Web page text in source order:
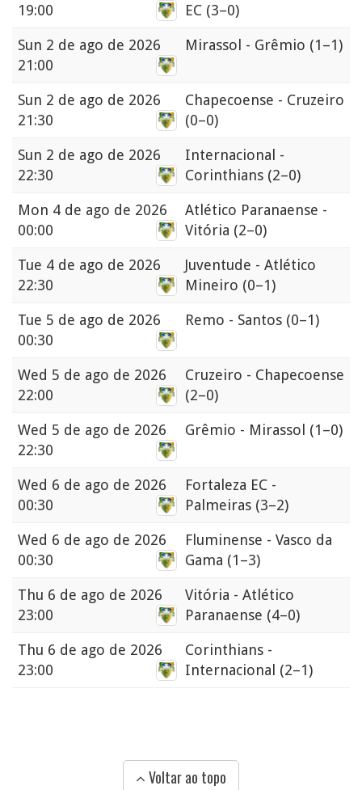
19:00
EC (3–0)
Sun 2 de ago de 2026
21:00
Mirassol - Grêmio (1–1)
Sun 2 de ago de 2026
21:30
Chapecoense - Cruzeiro
(0–0)
Sun 2 de ago de 2026
22:30
Internacional -
Corinthians (2–0)
Mon 4 de ago de 2026
00:00
Atlético Paranaense -
Vitória (2–0)
Tue 4 de ago de 2026
22:30
Juventude - Atlético
Mineiro (0–1)
Tue 5 de ago de 2026
00:30
Remo - Santos (0–1)
Wed 5 de ago de 2026
22:00
Cruzeiro - Chapecoense
(2–0)
Wed 5 de ago de 2026
22:30
Grêmio - Mirassol (1–0)
Wed 6 de ago de 2026
00:30
Fortaleza EC -
Palmeiras (3–2)
Wed 6 de ago de 2026
00:30
Fluminense - Vasco da
Gama (1–3)
Thu 6 de ago de 2026
23:00
Vitória - Atlético
Paranaense (4–0)
Thu 6 de ago de 2026
23:00
Corinthians -
Internacional (2–1)
Voltar ao topo